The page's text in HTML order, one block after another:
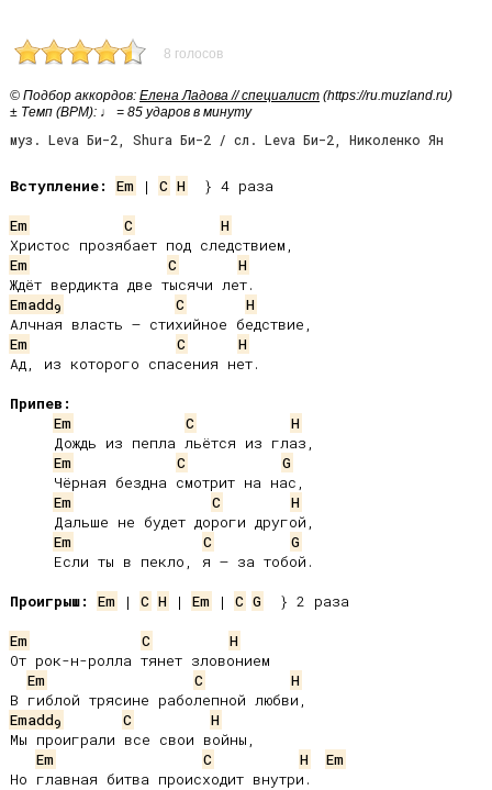
8 голосов
© Подбор аккордов: Елена Ладова // специалист (https://ru.muzland.ru)
± Темп (BPM): ♩ = 85 ударов в минуту
муз. Leva Би-2, Shura Би-2 / сл. Leva Би-2, Николенко Ян
Вступление: Em | C H
  } 4 раза
Em
C
H
Em
C
H
Emadd9 C
H
Em
C
H
Ад, из которого спасения нет.
Припев:
Em
C
H
Em
C
G
Em
C
H
Em
C
G
Проигрыш:
Em | C H | Em | C G
  } 2 раза
Em
C
H
От рок-н-ролла тянет зловонием
Em
C
H
Emadd9 C
H
Мы проиграли все свои войны,
Em
C H
Em
Но главная битва происходит внутри.